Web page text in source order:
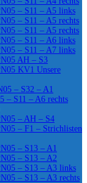
– S11 – A5 links
– S11 – A5 rechts
– S11 – A5 rechts
– S11 – A6 links
– S11 – A7 links
AH – S3
KV1 Unsere
– S32 – A1
– S11 – A6 rechts
– AH – S4
– F1 – Strichlisten
– S13 – A1
– S13 – A2
– S13 – A3 links
– S13 – A3 rechts